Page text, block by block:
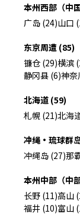
本州西部（中
广岛 (24)山口
东京周遭 (85)
镰仓 (29)横滨
静冈县 (6)神奈
北海道 (59)
札幌 (21)北海
冲绳・琉球群
冲绳岛 (27)那
本州中部（中
长野 (11)高山
福井 (10)富山